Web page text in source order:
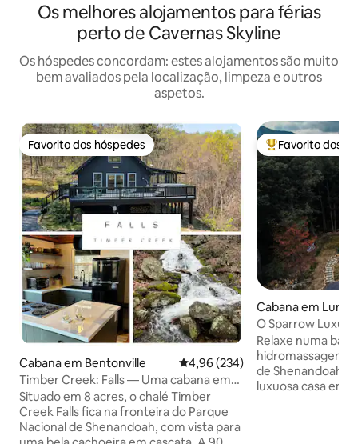
Os melhores alojamentos para férias
perto de Cavernas Skyline
Os hóspedes concordam: estes alojamentos são muito
bem avaliados pela localização, limpeza e outros
aspetos.
Favorito dos hóspedes
Favorito dos hóspedes
Cabana em Bentonville Classificação média de 4,96 em
4,96 (234)
Timber Creek: Falls — Uma cabana em
Shenandoah
Situado em 8 acres, o chalé Timber
Creek Falls fica na fronteira do Parque
Nacional de Shenandoah, com vista para
Favoritos dos
Favorito dos
Cabana em Luray
O Sparrow
banheira de
Shenandoah
Relaxe numa
hidromassagem
de Shenandoah
luxuosa casa em